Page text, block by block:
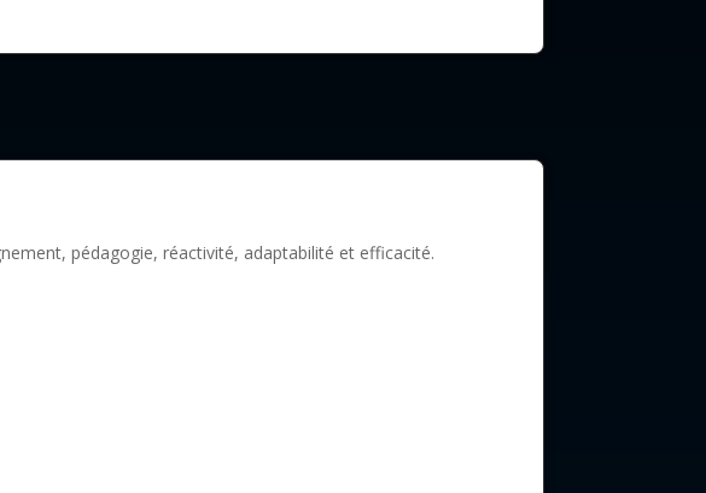
pédagogie, réactivité, adaptabilité et efficacité.